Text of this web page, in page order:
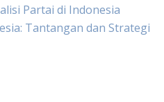
Partai di Indonesia
Tantangan dan Strategi